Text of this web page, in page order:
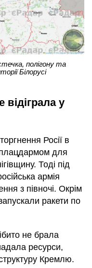
полігону та
Білорусі
у
Росії в
плацдармом для
Тоді під
армія
з півночі. Окрім
ракети по
не брала
ресурси,
Кремлю.